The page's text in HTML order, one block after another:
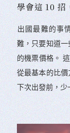
學會這 10 招
出國最難的事
難，只要知道
的機票價格。
從最基本的比
下次出發前，少